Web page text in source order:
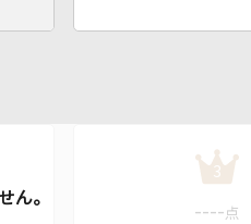
3
---- 点